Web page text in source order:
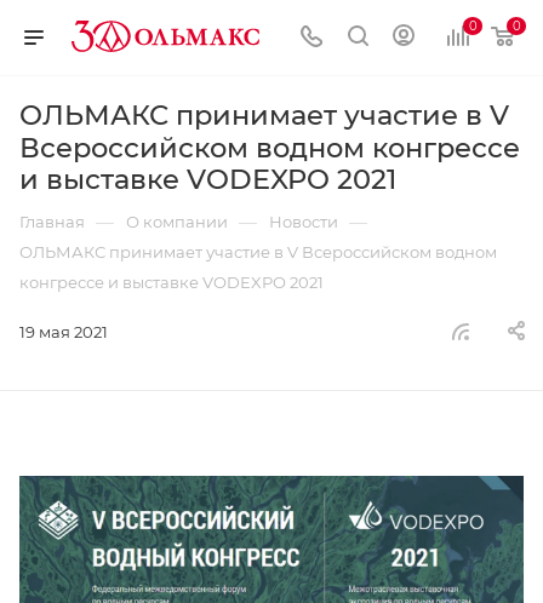
0 0
ОЛЬМАКС принимает участие в V
Всероссийском водном конгрессе
и выставке VODEXPO 2021
Главная — О компании — Новости —
ОЛЬМАКС принимает участие в V Всероссийском водном
конгрессе и выставке VODEXPO 2021
19 мая 2021